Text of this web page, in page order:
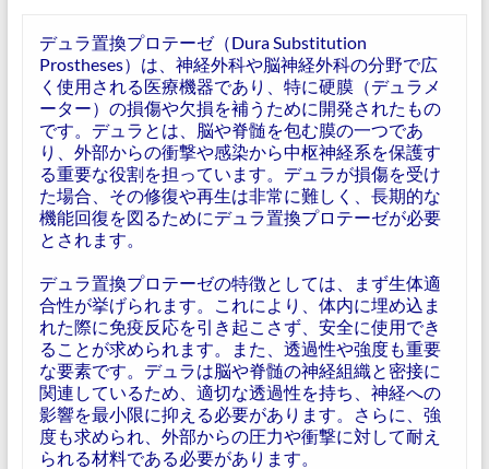
デュラ置換プロテーゼ（Dura Substitution
Prostheses）は、神経外科や脳神経外科の分野で広
く使用される医療機器であり、特に硬膜（デュラメ
ーター）の損傷や欠損を補うために開発されたもの
です。デュラとは、脳や脊髄を包む膜の一つであ
り、外部からの衝撃や感染から中枢神経系を保護す
る重要な役割を担っています。デュラが損傷を受け
た場合、その修復や再生は非常に難しく、長期的な
機能回復を図るためにデュラ置換プロテーゼが必要
とされます。
デュラ置換プロテーゼの特徴としては、まず生体適
合性が挙げられます。これにより、体内に埋め込ま
れた際に免疫反応を引き起こさず、安全に使用でき
ることが求められます。また、透過性や強度も重要
な要素です。デュラは脳や脊髄の神経組織と密接に
関連しているため、適切な透過性を持ち、神経への
影響を最小限に抑える必要があります。さらに、強
度も求められ、外部からの圧力や衝撃に対して耐え
られる材料である必要があります。